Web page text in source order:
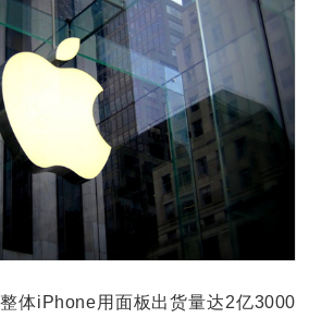
iPhone用面板出货量达2亿3000